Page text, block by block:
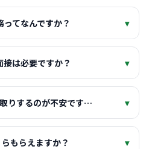
ってなんですか？ ▾
接は必要ですか？ ▾
りするのが不安です… ▾
もらえますか？ ▾